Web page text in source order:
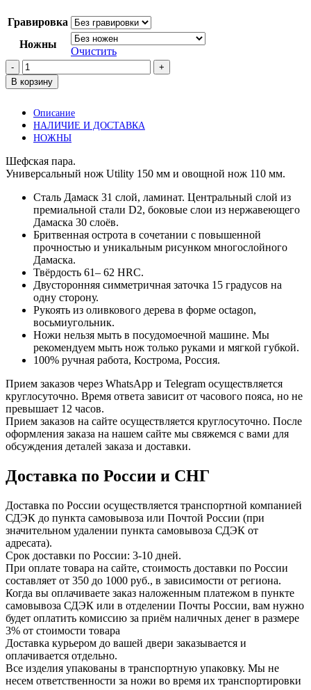
Гравировка
Ножны
Очистить
Количество
товара
Шефская
150/110.
Дамаск
31
Оливковое
дерево.
В корзину
Описание
НАЛИЧИЕ И ДОСТАВКА
НОЖНЫ
Шефская пара.
Универсальный нож Utility 150 мм и овощной нож 110 мм.
Сталь Дамаск 31 слой, ламинат. Центральный слой из
премиальной стали D2, боковые слои из нержавеющего
Дамаска 30 слоёв.
Бритвенная острота в сочетании с повышенной
прочностью и уникальным рисунком многослойного
Дамаска.
Твёрдость 61– 62 HRC.
Двусторонняя симметричная заточка 15 градусов на
одну сторону.
Рукоять из оливкового дерева в форме octagon,
восьмиугольник.
Ножи нельзя мыть в посудомоечной машине. Мы
рекомендуем мыть нож только руками и мягкой губкой.
100% ручная работа, Кострома, Россия.
Прием заказов через WhatsApp и Telegram осуществляется
круглосуточно. Время ответа зависит от часового пояса, но не
превышает 12 часов.
Прием заказов на сайте осуществляется круглосуточно. После
оформления заказа на нашем сайте мы свяжемся с вами для
обсуждения деталей заказа и доставки.
Доставка по России и СНГ
Доставка по России осуществляется транспортной компанией
СДЭК до пункта самовывоза или Почтой России (при
значительном удалении пункта самовывоза СДЭК от
адресата).
Срок доставки по России: 3-10 дней.
При оплате товара на сайте, стоимость доставки по России
составляет от 350 до 1000 руб., в зависимости от региона.
Когда вы оплачиваете заказ наложенным платежом в пункте
самовывоза СДЭК или в отделении Почты России, вам нужно
будет оплатить комиссию за приём наличных денег в размере
3% от стоимости товара
Доставка курьером до вашей двери заказывается и
оплачивается отдельно.
Все изделия упакованы в транспортную упаковку. Мы не
несем ответственности за ножи во время их транспортировки